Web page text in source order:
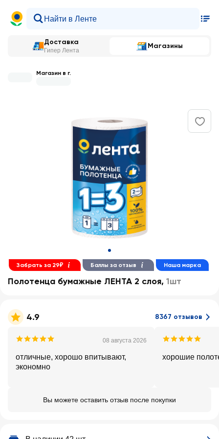
Доставка
Гипер Лента
Магазины
Магазин в г.
Забрать за 29₽ Баллы за отзыв Наша марка
Полотенца бумажные ЛЕНТА 2 слоя, 1шт
4.9 8367 отзывов
08 августа 2026
отличные, хорошо впитывают,
экономно
хорошие
Вы можете оставить отзыв после покупки